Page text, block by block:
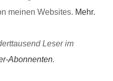
meinen Websites. Mehr.
Leser im
Abonnenten.